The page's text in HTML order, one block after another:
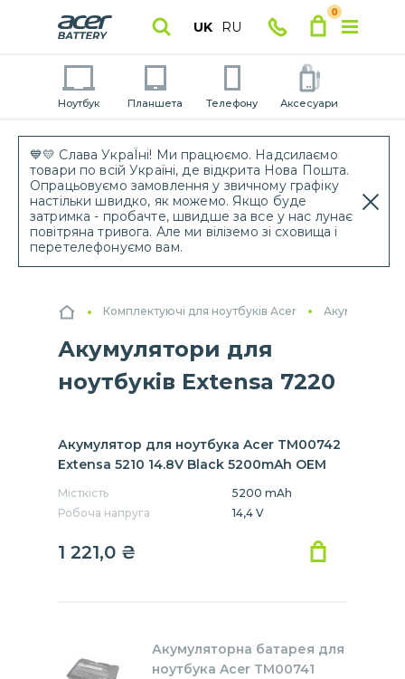
💙💛 Слава УкраЇні! Ми працюємо. Надсилаємо
товари по всій Україні, де відкрита Нова Пошта.
Опрацьовуємо замовлення у звичному графіку
настільки швидко, як можемо. Якщо буде
затримка - пробачте, швидше за все у нас лунає
повітряна тривога. Але ми віліземо зі сховища і
перетелефонуємо вам.
UK RU
0
Ноутбук Планшета Телефону Аксесуари
Комплектуючі для ноутбуків Acer Акумулятори
Акумулятори для
ноутбуків Extensa 7220
Акумулятор для ноутбука Acer TM00742
Extensa 5210 14.8V Black 5200mAh OEM
Місткість
5200 mAh
Робоча напруга
14,4 V
1 221,0 ₴
Акумуляторна батарея для
ноутбука Acer TM00741